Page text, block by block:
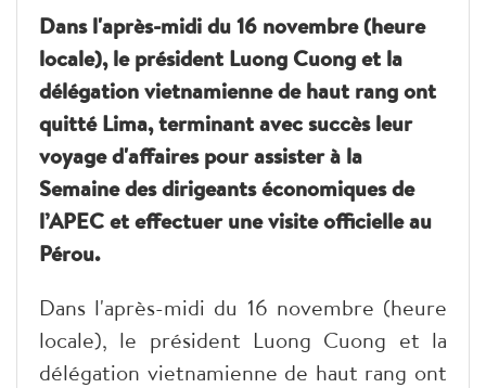
Dans l'après-midi du 16 novembre (heure
locale), le président Luong Cuong et la
délégation vietnamienne de haut rang ont
quitté Lima, terminant avec succès leur
voyage d'affaires pour assister à la
Semaine des dirigeants économiques de
l’APEC et effectuer une visite officielle au
Pérou.
Dans l'après-midi du 16 novembre (heure
locale), le président Luong Cuong et la
délégation vietnamienne de haut rang ont